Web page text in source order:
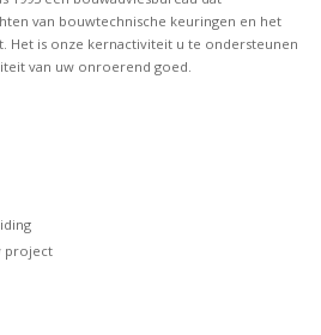
van bouwtechnische keuringen en het
Het is onze kernactiviteit u te ondersteunen
van uw onroerend goed.
project